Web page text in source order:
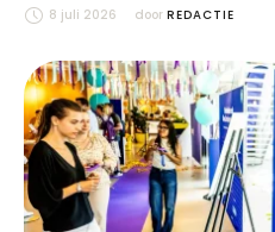
8 juli 2026 door REDACTIE